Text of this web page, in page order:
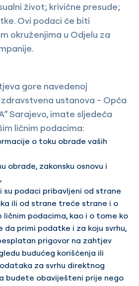
život; krivične presude;
Ovi podaci će biti
okruženjima u Odjelu za
gore navedenoj
ustanova - Opća
Sarajevo, imate sljedeća
ličnim podacima:
o toku obrade vaših
obrade, zakonsku osnovu i
su podaci pribavljeni od strane
ili od strane treće strane i o
ličnim podacima, kao i o tome ko
da primi podatke i za koju svrhu,
prigovor na zahtjev
budućeg korišćenja ili
za svrhu direktnog
budete obaviješteni prije nego